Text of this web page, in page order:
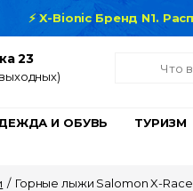
⚡ X-Bionic Бренд N1.
23
И ОБУВЬ
ТУРИЗМ
/ Горные лыжи Salomon X-Race